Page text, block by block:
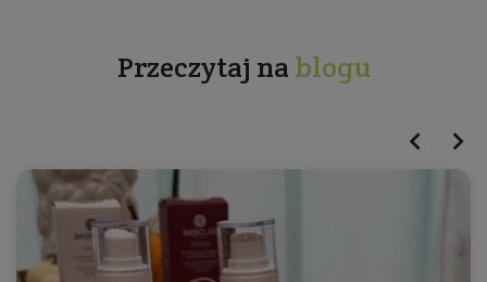
Przeczytaj na blogu